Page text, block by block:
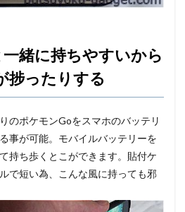
緒に持ちやすいから
捗ったりする
のポケモンGoをスマホのバッテリ
事が可能。モバイルバッテリーを
持ち歩くとこができます。貼付ケ
で短い為、こんな風に持っても邪